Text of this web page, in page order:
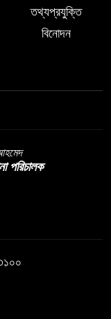
জানালে ভিসা নয়—
দিলেন ব্রিটিশ
নিয়ে ব্যঙ্গ
তথ্যপ্রযুক্তি
বিনোদন
পরিচালক